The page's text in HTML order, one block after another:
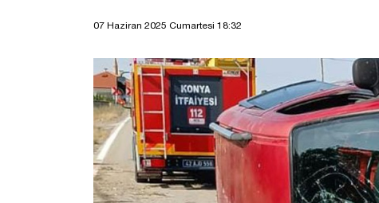
07 Haziran 2025 Cumartesi 18:32